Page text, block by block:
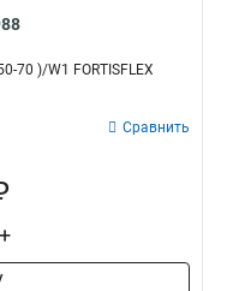
70 )/W1 FORTISFLEX
Сравнить
+